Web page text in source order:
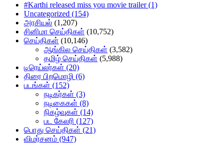
#Karthi released miss you movie trailer(1)
Uncategorized (154)
அரசியல் (1,207)
சினிமா செய்திகள் (10,752)
செய்திகள் (10,146)
ஆங்கில செய்திகள் (3,582)
தமிழ் செய்திகள் (5,988)
டிரெய்லர்கள் (20)
திரை பிறமொழி (6)
படங்கள் (152)
நடிகர்கள் (3)
நடிகைகள் (8)
நிகழ்வுகள் (14)
பட கேலரி (127)
பொது செய்திகள் (21)
விமர்சனம் (947)